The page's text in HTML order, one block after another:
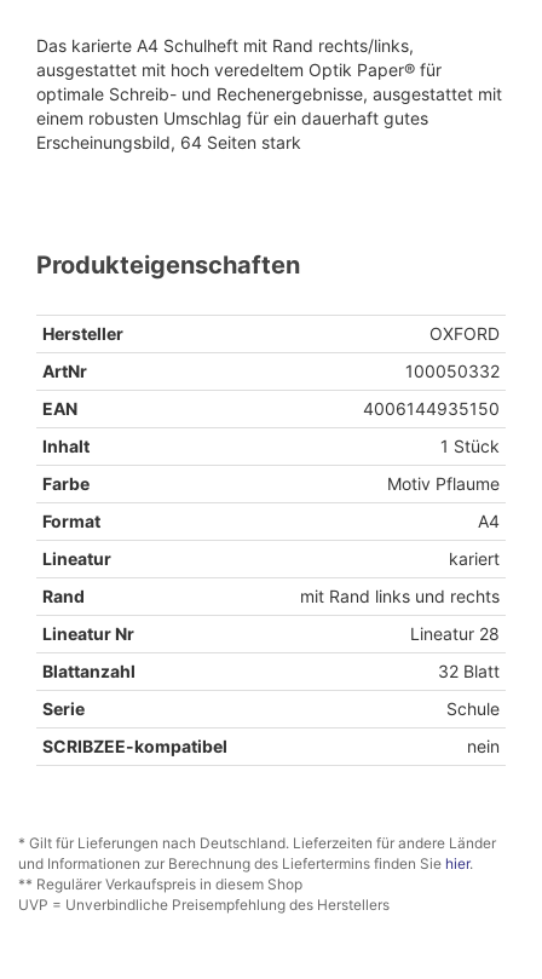
Das karierte A4 Schulheft mit Rand rechts/links,
ausgestattet mit hoch veredeltem Optik Paper® für
optimale Schreib- und Rechenergebnisse, ausgestattet mit
einem robusten Umschlag für ein dauerhaft gutes
Erscheinungsbild, 64 Seiten stark
Produkteigenschaften
Hersteller
OXFORD
ArtNr
100050332
EAN
4006144935150
Inhalt
1 Stück
Farbe
Motiv Pflaume
Format
A4
Lineatur
kariert
Rand
mit Rand links und rechts
Lineatur Nr
Lineatur 28
Blattanzahl
32 Blatt
Serie
Schule
SCRIBZEE-kompatibel
nein
* Gilt für Lieferungen nach Deutschland. Lieferzeiten für andere Länder
und Informationen zur Berechnung des Liefertermins finden Sie hier.
** Regulärer Verkaufspreis in diesem Shop
UVP = Unverbindliche Preisempfehlung des Herstellers